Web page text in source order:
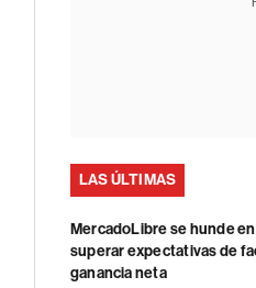
LAS ÚLTIMAS
MercadoLibre se hunde
superar expectativas de
ganancia neta